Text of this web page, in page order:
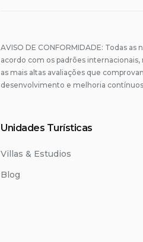
AVISO DE CONFORMIDADE: Todas
acordo com os padrões
as mais altas avaliações que
desenvolvimento e melhoria
Unidades Turísticas
Villas & Estudios
Blog